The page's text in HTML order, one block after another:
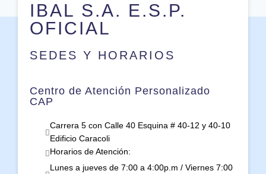
IBAL S.A. E.S.P.
OFICIAL
SEDES Y HORARIOS
Centro de Atención Personalizado
CAP
Carrera 5 con Calle 40 Esquina # 40-12 y 40-10
Edificio Caracoli
Horarios de Atención:
Lunes a jueves de 7:00 a 4:00p.m / Viernes 7:00